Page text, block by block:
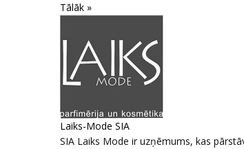
Tālāk »
Laiks-Mode SIA
SIA Laiks Mode ir uzņēmums, kas